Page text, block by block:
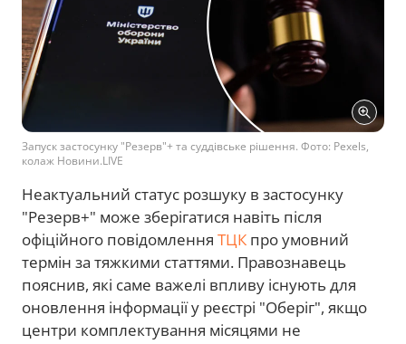
Запуск застосунку "Резерв"+ та суддівське рішення. Фото: Pexels,
колаж Новини.LIVE
Неактуальний статус розшуку в застосунку
"Резерв+" може зберігатися навіть після
офіційного повідомлення ТЦК про умовний
термін за тяжкими статтями. Правознавець
пояснив, які саме важелі впливу існують для
оновлення інформації у реєстрі "Оберіг", якщо
центри комплектування місяцями не